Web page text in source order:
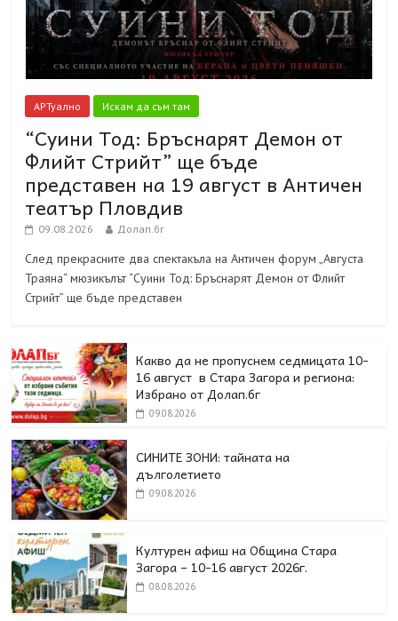
АРТуално Искам да съм там
“Суини Тод: Бръснарят Демон от
Флийт Стрийт” ще бъде
представен на 19 август в Античен
театър Пловдив
09.08.2026 Долап.бг
След прекрасните два спектакъла на Античен форум „Августа
Траяна“ мюзикълът “Суини Тод: Бръснарят Демон от Флийт
Стрийт” ще бъде представен
Какво да не пропуснем седмицата 10-
16 август в Стара Загора и региона:
Избрано от Долап.бг
09.08.2026
СИНИТЕ ЗОНИ: тайната на
дълголетието
09.08.2026
Културен афиш на Община Стара
Загора – 10-16 август 2026г.
08.08.2026